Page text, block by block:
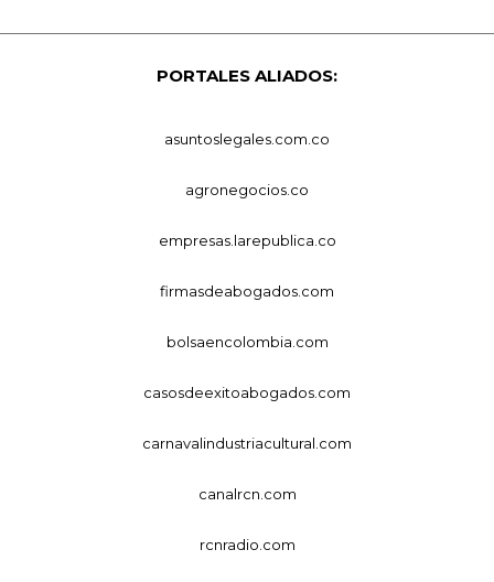
PORTALES ALIADOS:
asuntoslegales.com.co
agronegocios.co
empresas.larepublica.co
firmasdeabogados.com
bolsaencolombia.com
casosdeexitoabogados.com
carnavalindustriacultural.com
canalrcn.com
rcnradio.com